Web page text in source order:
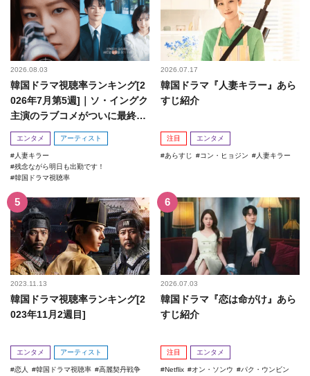
2026.08.03
韓国ドラマ視聴率ランキング[2
026年7月第5週]｜ソ・イングク
主演のラブコメがついに最終
回！
エンタメ アーティスト
人妻キラー
残念ながら明日も出勤です！
韓国ドラマ視聴率
2026.07.17
韓国ドラマ『人妻キラー』あら
すじ紹介
注目 エンタメ
あらすじ コン・ヒョジン 人妻キラー
2023.11.13
韓国ドラマ視聴率ランキング[2
023年11月2週目]
エンタメ アーティスト
恋人 韓国ドラマ視聴率 高麗契丹戦争
2026.07.03
韓国ドラマ『恋は命がけ』あら
すじ紹介
注目 エンタメ
Netflix オン・ソンウ パク・ウンビン